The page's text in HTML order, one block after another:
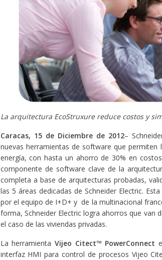
La arquitectura EcoStruxure reduce costos y
Caracas, 15 de Diciembre de 2012–
nuevas herramientas de software que
energía, con hasta un ahorro de 30% en
componente de software clave de la
completa a base de arquitecturas probadas,
las 5 áreas dedicadas de Schneider Electric.
por el equipo de I+D+ y de la multinacional
forma, Schneider Electric logra ahorros que van
el caso de las viviendas privadas.
La herramienta Vijeo Citect™ PowerConnect
interfaz HMI para control de procesos Vijeo